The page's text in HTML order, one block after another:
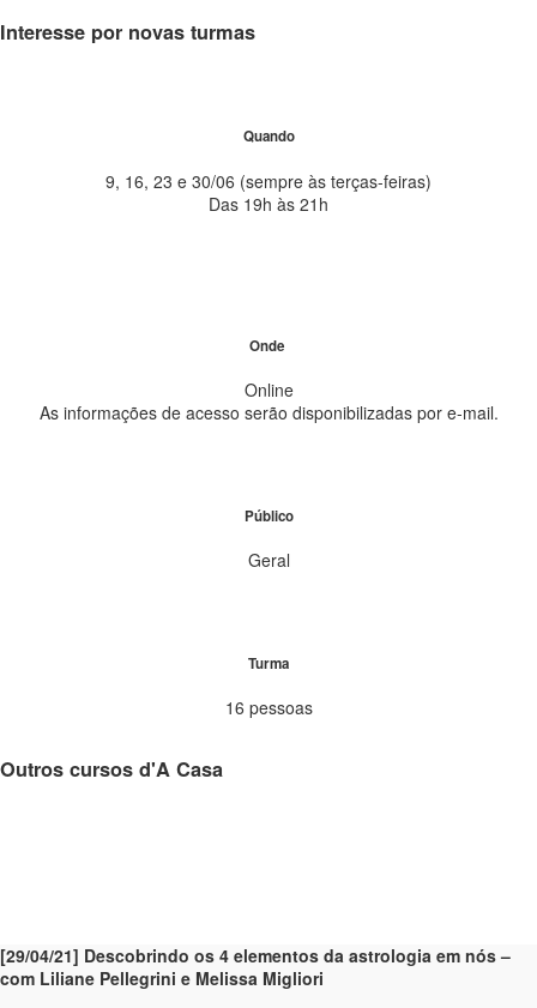
Interesse por novas turmas
Quando
9, 16, 23 e 30/06 (sempre às terças-feiras)
Das 19h às 21h
Onde
Online
As informações de acesso serão disponibilizadas por e-mail.
Público
Geral
Turma
16 pessoas
Outros cursos d'A Casa
[29/04/21] Descobrindo os 4 elementos da astrologia em nós –
com Liliane Pellegrini e Melissa Migliori